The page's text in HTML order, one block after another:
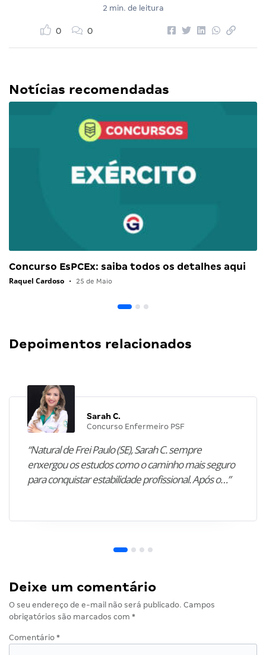
2 min. de leitura
0 0
Notícias recomendadas
Concurso EsPCEx: saiba todos os detalhes aqui
Raquel Cardoso • 25 de Maio
Depoimentos relacionados
Sarah C.
Concurso Enfermeiro PSF
“Natural de Frei Paulo (SE), Sarah C. sempre
enxergou os estudos como o caminho mais seguro
para conquistar estabilidade profissional. Após o…”
Deixe um comentário
O seu endereço de e-mail não será publicado. Campos
obrigatórios são marcados com *
Comentário *